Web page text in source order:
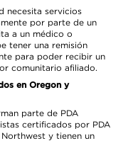
necesita servicios
por parte de un
a un médico o
tener una remisión
para poder recibir un
comunitario afiliado.
en Oregon y
parte de PDA
certificados por PDA
y tienen un